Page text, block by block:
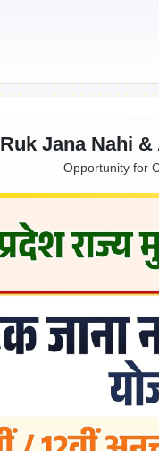
Ruk Jana Nahi
Opportunity for